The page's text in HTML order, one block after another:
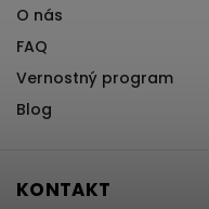
O nás
FAQ
Vernostný program
Blog
KONTAKT